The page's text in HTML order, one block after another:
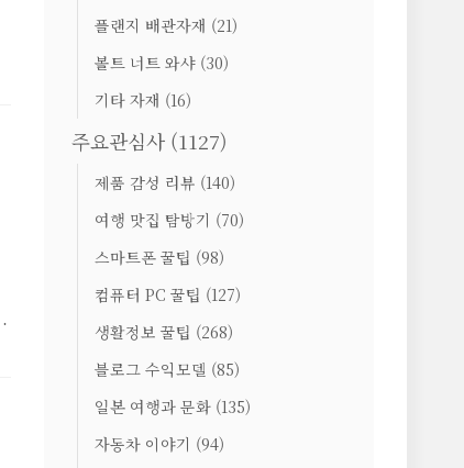
플랜지 배관자재 (21)
볼트 너트 와샤 (30)
기타 자재 (16)
주요관심사 (1127)
제품 감성 리뷰 (140)
여행 맛집 탐방기 (70)
스마트폰 꿀팁 (98)
컴퓨터 PC 꿀팁 (127)
생활정보 꿀팁 (268)
블로그 수익모델 (85)
일본 여행과 문화 (135)
자동차 이야기 (94)